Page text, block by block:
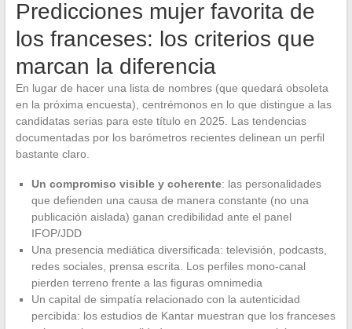
Predicciones mujer favorita de
los franceses: los criterios que
marcan la diferencia
En lugar de hacer una lista de nombres (que quedará obsoleta
en la próxima encuesta), centrémonos en lo que distingue a las
candidatas serias para este título en 2025. Las tendencias
documentadas por los barómetros recientes delinean un perfil
bastante claro.
Un compromiso visible y coherente: las personalidades
que defienden una causa de manera constante (no una
publicación aislada) ganan credibilidad ante el panel
IFOP/JDD
Una presencia mediática diversificada: televisión, podcasts,
redes sociales, prensa escrita. Los perfiles mono-canal
pierden terreno frente a las figuras omnimedia
Un capital de simpatía relacionado con la autenticidad
percibida: los estudios de Kantar muestran que los franceses